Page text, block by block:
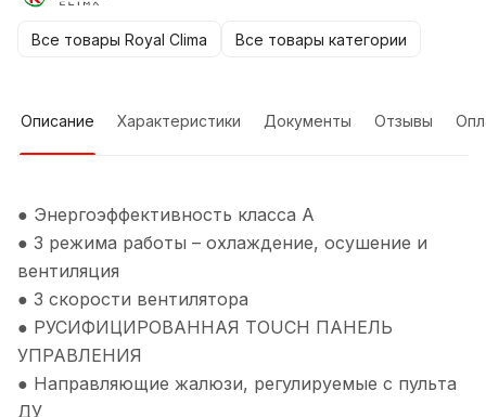
Все товары Royal Clima Все товары категории
Описание Характеристики Документы Отзывы
● Энергоэффективность класса А
● 3 режима работы – охлаждение, осушение и
вентиляция
● 3 скорости вентилятора
● РУСИФИЦИРОВАННАЯ TOUCH ПАНЕЛЬ
УПРАВЛЕНИЯ
● Направляющие жалюзи, регулируемые с пульта
ДУ